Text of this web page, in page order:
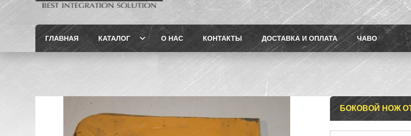
ГЛАВНАЯ КАТАЛОГ О НАС КОНТАКТЫ ДОСТАВКА И ОПЛАТА ЧАВО
БОКОВОЙ НОЖ